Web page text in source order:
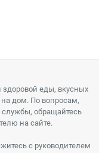
здоровой еды, вкусных
дом. По вопросам,
обращайтесь
на сайте.
с руководителем